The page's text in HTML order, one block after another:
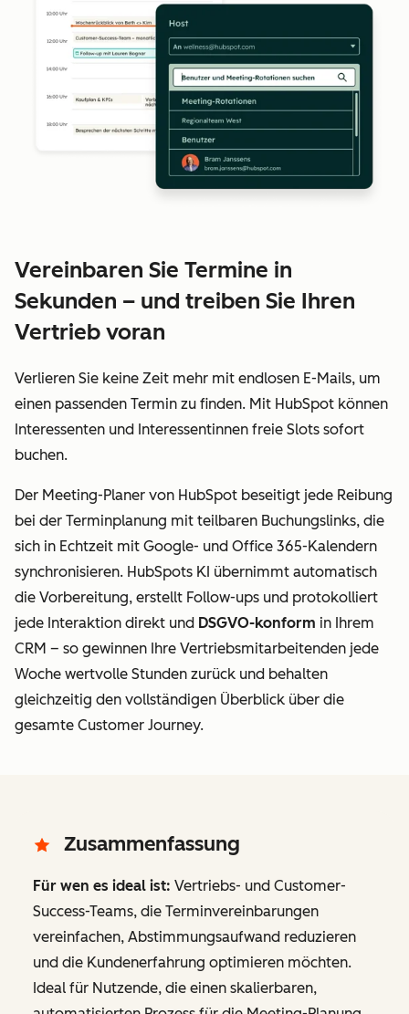
Vereinbaren Sie Termine in
Sekunden – und treiben Sie Ihren
Vertrieb voran
Verlieren Sie keine Zeit mehr mit endlosen E-Mails, um
einen passenden Termin zu finden. Mit HubSpot können
Interessenten und Interessentinnen freie Slots sofort
buchen.
Der Meeting-Planer von HubSpot beseitigt jede Reibung
bei der Terminplanung mit teilbaren Buchungslinks, die
sich in Echtzeit mit Google- und Office 365-Kalendern
synchronisieren. HubSpots KI übernimmt automatisch
die Vorbereitung, erstellt Follow-ups und protokolliert
jede Interaktion direkt und DSGVO-konform in Ihrem
CRM – so gewinnen Ihre Vertriebsmitarbeitenden jede
Woche wertvolle Stunden zurück und behalten
gleichzeitig den vollständigen Überblick über die
gesamte Customer Journey.
Zusammenfassung
Für wen es ideal ist: Vertriebs- und Customer-
Success-Teams, die Terminvereinbarungen
vereinfachen, Abstimmungsaufwand reduzieren
und die Kundenerfahrung optimieren möchten.
Ideal für Nutzende, die einen skalierbaren,